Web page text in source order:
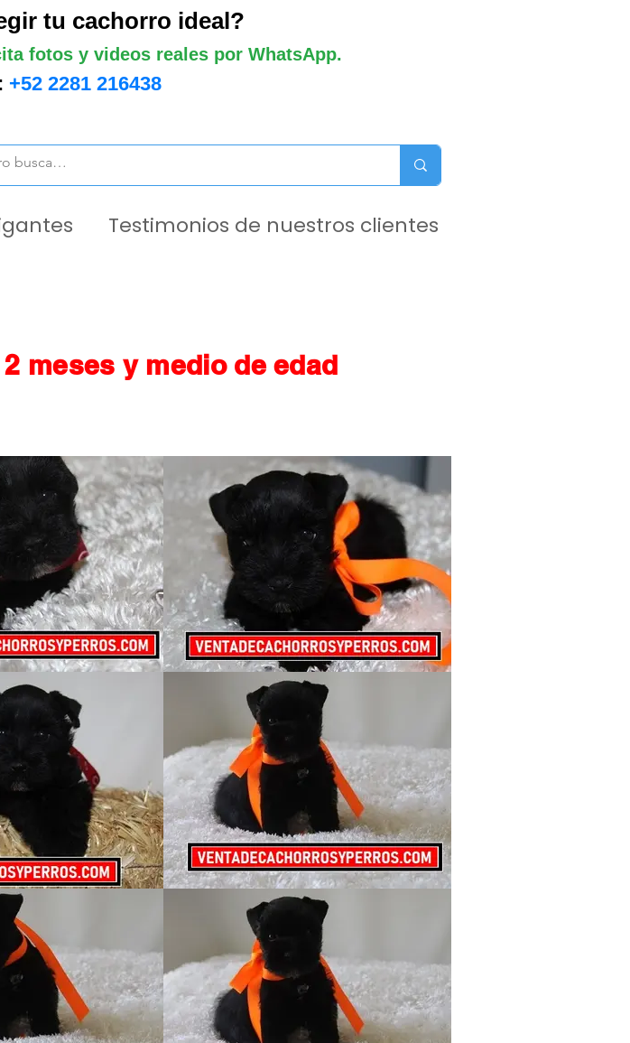
tu cachorro ideal?
fotos y videos reales por WhatsApp.
+52 2281 216438
Testimonios de nuestros clientes
meses y medio de edad